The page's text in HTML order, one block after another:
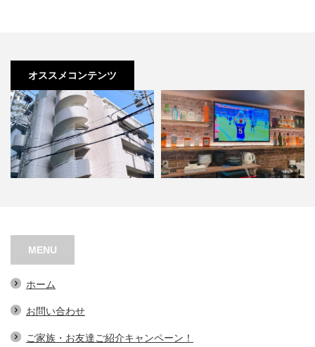
オススメコンテンツ
シャトー江之子島
MENU
ホーム
お問い合わせ
ご家族・お友達ご紹介キャンペーン！